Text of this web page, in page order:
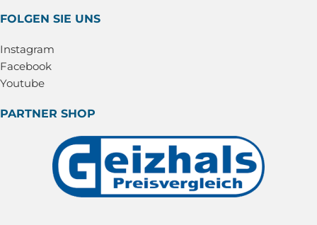
FOLGEN SIE UNS
Instagram
Facebook
Youtube
PARTNER SHOP